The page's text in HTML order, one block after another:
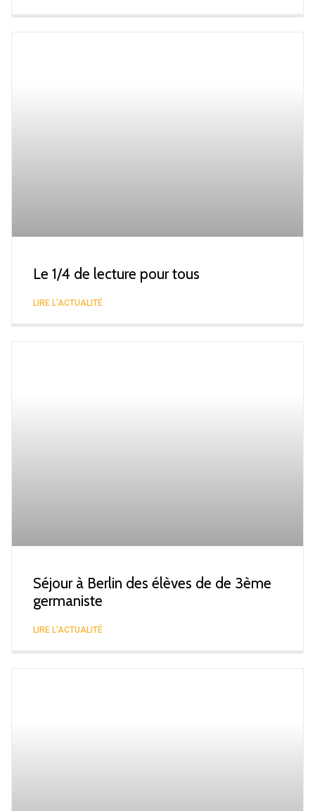
Le 1/4 de lecture pour tous
LIRE L'ACTUALITÉ
Séjour à Berlin des élèves de de 3ème
germaniste
LIRE L'ACTUALITÉ